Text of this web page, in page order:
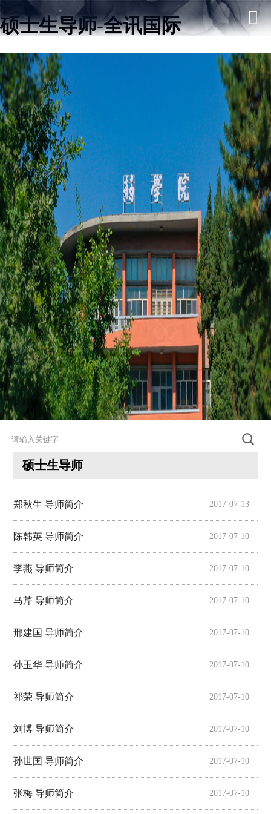
硕士生导师-全讯国际
院情总览
人才培养
本科教学
平台建设
学生园地
交流合作
硕士生导师
郑秋生 导师简介 2017-07-13
陈韩英 导师简介 2017-07-10
李燕 导师简介 2017-07-10
马芹 导师简介 2017-07-10
邢建国 导师简介 2017-07-10
孙玉华 导师简介 2017-07-10
祁荣 导师简介 2017-07-10
刘博 导师简介 2017-07-10
孙世国 导师简介 2017-07-10
张梅 导师简介 2017-07-10